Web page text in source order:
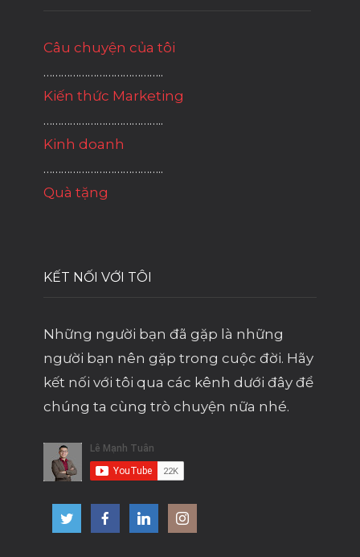
Câu chuyện của tôi
…………………………………..
Kiến thức Marketing
…………………………………..
Kinh doanh
…………………………………..
Quà tặng
KẾT NỐI VỚI TÔI
Những người bạn đã gặp là những
người bạn nên gặp trong cuộc đời. Hãy
kết nối với tôi qua các kênh dưới đây để
chúng ta cùng trò chuyện nữa nhé.